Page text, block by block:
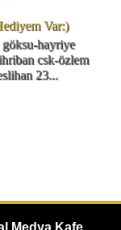
Var:)
hayriye
csk-özlem
23...
Medya Kafe